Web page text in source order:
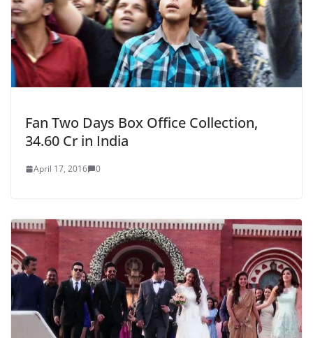
Fan Two Days Box Office Collection,
34.60 Cr in India
April 17, 2016 0